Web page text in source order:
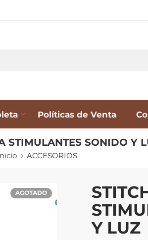
Políticas de Venta
STIMULANTES SONIDO Y
ACCESORIOS
AGOTADO
Y LUZ